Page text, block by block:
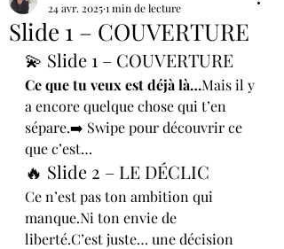
Slide 1 – COUVERTURE
24 avr. 20251 min de lecture
💫 Slide 1 – COUVERTURE
Ce que tu veux est déjà là…Mais il y
a encore quelque chose qui t’en
sépare.➡️ Swipe pour découvrir ce
que c’est…
🔥 Slide 2 – LE DÉCLIC
Ce n’est pas ton ambition qui
manque.Ni ton envie de
liberté.C’est juste… une décision